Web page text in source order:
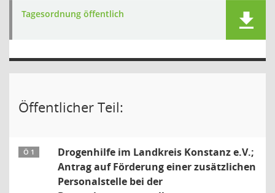
Tagesordnung öffentlich
Öffentlicher Teil:
Ö 1
Drogenhilfe im Landkreis Konstanz e.V.;
Antrag auf Förderung einer zusätzlichen
Personalstelle bei der